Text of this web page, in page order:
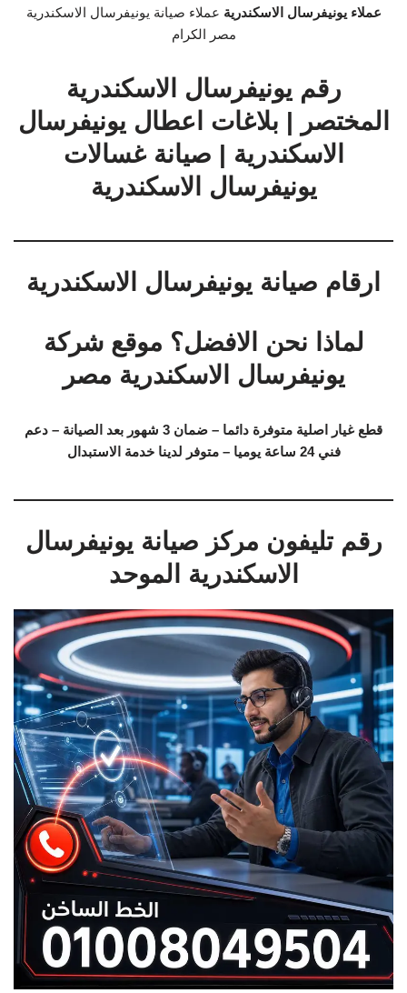
عملاء يونيفرسال الاسكندرية عملاء صيانة يونيفرسال الاسكندرية
مصر الكرام
رقم يونيفرسال الاسكندرية
المختصر | بلاغات اعطال يونيفرسال
الاسكندرية | صيانة غسالات
يونيفرسال الاسكندرية
ارقام صيانة يونيفرسال الاسكندرية
لماذا نحن الافضل؟ موقع شركة
يونيفرسال الاسكندرية مصر
قطع غيار اصلية متوفرة دائما – ضمان 3 شهور بعد الصيانة – دعم
فني 24 ساعة يوميا – متوفر لدينا خدمة الاستبدال
رقم تليفون مركز صيانة يونيفرسال
الاسكندرية الموحد